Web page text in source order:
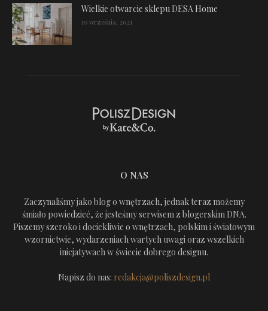
Wielkie otwarcie sklepu DESA Home
19 września, 2021
O NAS
Zaczynaliśmy jako blog o wnętrzach, jednak teraz możemy
śmiało powiedzieć, że jesteśmy serwisem z blogerskim DNA.
Piszemy szeroko i dociekliwie o wnętrzach, polskim i światowym
wzornictwie, wydarzeniach wartych uwagi oraz wszelkich
inicjatywach w świecie dobrego designu.
Napisz do nas: redakcja@poliszdesign.pl